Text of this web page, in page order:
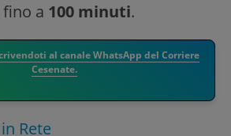
a 100 minuti.
al canale WhatsApp del Corriere
Cesenate.